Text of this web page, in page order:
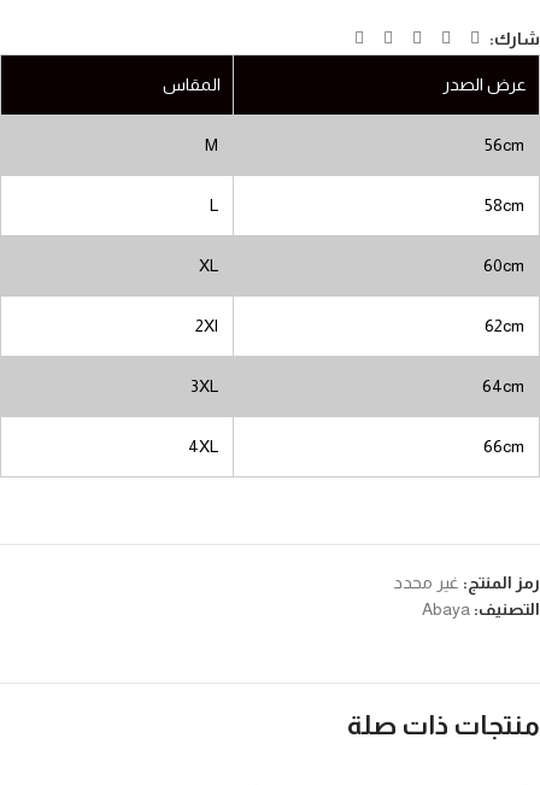
عرض الصدر المقاس
56cm
M
58cm
L
60cm
XL
62cm
2Xl
64cm
3XL
66cm
4XL
رمز المنتج: غير محدد
التصنيف: Abaya
شارك:
منتجات ذات صلة